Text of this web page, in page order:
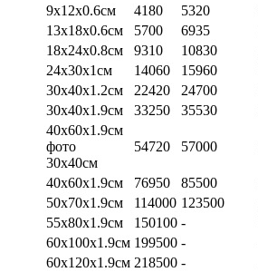
9х12х0.6см
4180 5320
13х18х0.6см
5700 6935
18х24х0.8см
9310 10830
24х30х1см
14060 15960
30х40х1.2см
22420 24700
30х40х1.9см
33250 35530
40х60х1.9см
фото
30х40см
54720 57000
40х60х1.9см 76950 85500
50х70х1.9см
114000 123500
55х80х1.9см
150100 -
60х100х1.9см 199500 -
60х120х1.9см 218500 -